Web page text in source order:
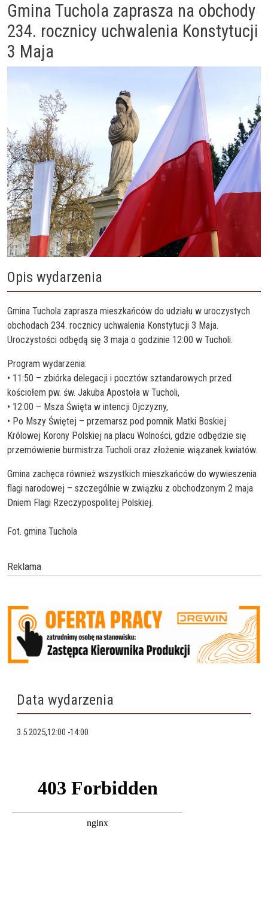
Gmina Tuchola zaprasza na obchody
234. rocznicy uchwalenia Konstytucji
3 Maja
Opis wydarzenia
Gmina Tuchola zaprasza mieszkańców do udziału w uroczystych
obchodach 234. rocznicy uchwalenia Konstytucji 3 Maja.
Uroczystości odbędą się 3 maja o godzinie 12:00 w Tucholi.
Program wydarzenia:
• 11:50 – zbiórka delegacji i pocztów sztandarowych przed
kościołem pw. św. Jakuba Apostoła w Tucholi,
• 12:00 – Msza Święta w intencji Ojczyzny,
• Po Mszy Świętej – przemarsz pod pomnik Matki Boskiej
Królowej Korony Polskiej na placu Wolności, gdzie odbędzie się
przemówienie burmistrza Tucholi oraz złożenie wiązanek kwiatów.
Gmina zachęca również wszystkich mieszkańców do wywieszenia
flagi narodowej – szczególnie w związku z obchodzonym 2 maja
Dniem Flagi Rzeczypospolitej Polskiej.
Fot. gmina Tuchola
Reklama
Data wydarzenia
3.5.2025,12:00 -14:00